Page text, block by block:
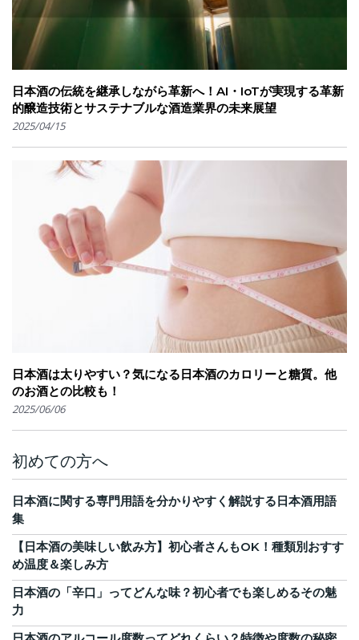
日本酒の伝統を継承しながら革新へ！AI・IoTが実現する革新
的醸造技術とサステナブルな酒造業界の未来展望
2025/04/15
日本酒は太りやすい？気になる日本酒のカロリーと糖質。他
のお酒との比較も！
2025/06/06
初めての方へ
日本酒に関する専門用語を分かりやすく解説する日本酒用語
集
【日本酒の美味しい飲み方】初心者さんもOK！種類別おすす
め温度＆楽しみ方
日本酒の「辛口」ってどんな味？初心者でも楽しめるその魅
力